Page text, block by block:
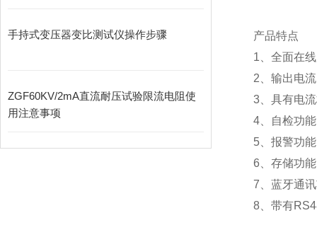
手持式变压器变比测试仪操作步骤
ZGF60KV/2mA直流耐压试验限流电阻使
用注意事项
产品特点
1、全面在
2、输出电
3、具有电
4、自检功
5、报警功
6、存储功
7、蓝牙通
8、带有